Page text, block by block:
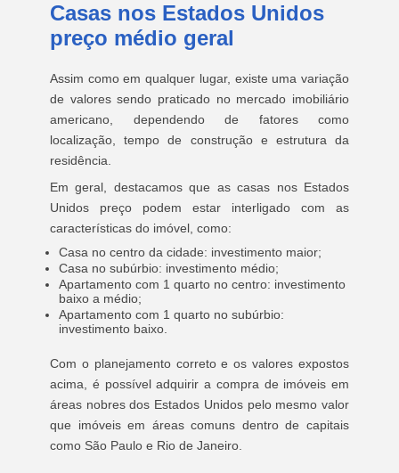
Casas nos Estados Unidos
preço médio geral
Assim como em qualquer lugar, existe uma variação
de valores sendo praticado no mercado imobiliário
americano, dependendo de fatores como
localização, tempo de construção e estrutura da
residência.
Em geral, destacamos que as casas nos Estados
Unidos preço podem estar interligado com as
características do imóvel, como:
Casa no centro da cidade: investimento maior;
Casa no subúrbio: investimento médio;
Apartamento com 1 quarto no centro: investimento
baixo a médio;
Apartamento com 1 quarto no subúrbio:
investimento baixo.
Com o planejamento correto e os valores expostos
acima, é possível adquirir a compra de imóveis em
áreas nobres dos Estados Unidos pelo mesmo valor
que imóveis em áreas comuns dentro de capitais
como São Paulo e Rio de Janeiro.